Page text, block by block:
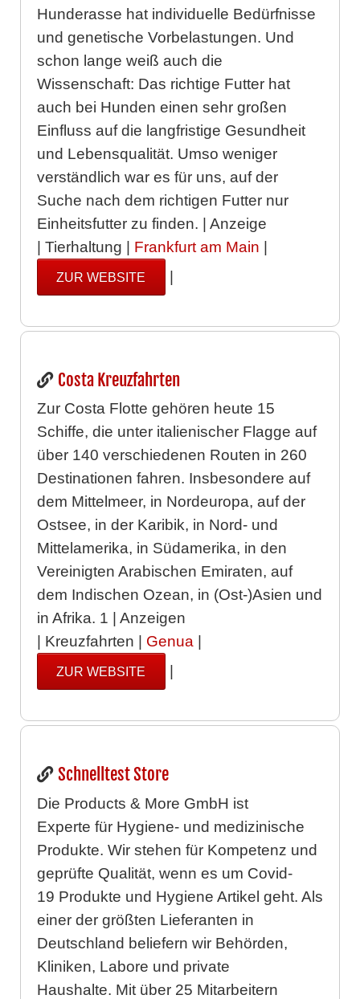
Hunderasse hat individuelle Bedürfnisse
und genetische Vorbelastungen. Und
schon lange weiß auch die
Wissenschaft: Das richtige Futter hat
auch bei Hunden einen sehr großen
Einfluss auf die langfristige Gesundheit
und Lebensqualität. Umso weniger
verständlich war es für uns, auf der
Suche nach dem richtigen Futter nur
Einheitsfutter zu finden. | Anzeige
| Tierhaltung | Frankfurt am Main
ZUR WEBSITE |
Costa Kreuzfahrten
Zur Costa Flotte gehören heute 15
Schiffe, die unter italienischer Flagge auf
über 140 verschiedenen Routen in 260
Destinationen fahren. Insbesondere auf
dem Mittelmeer, in Nordeuropa, auf der
Ostsee, in der Karibik, in Nord- und
Mittelamerika, in Südamerika, in den
Vereinigten Arabischen Emiraten, auf
dem Indischen Ozean, in (Ost-)Asien und
in Afrika. 1 | Anzeigen
| Kreuzfahrten | Genua|
ZUR WEBSITE
Schnelltest Store
Die Products & More GmbH ist
Experte für Hygiene- und medizinische
Produkte. Wir stehen für Kompetenz und
geprüfte Qualität, wenn es um Covid-
19 Produkte und Hygiene Artikel geht. Als
einer der größten Lieferanten in
Deutschland beliefern wir Behörden,
Kliniken, Labore und private
Haushalte. Mit über 25 Mitarbeitern